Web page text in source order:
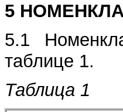
5
5.1
таблице 1.
Таблица 1